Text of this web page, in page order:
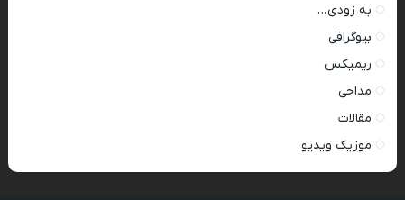
به زودی…
بیوگرافی
ریمیکس
مداحی
مقالات
موزیک ویدیو